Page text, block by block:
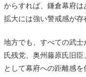
からすれば、鎌倉幕府
拡大には強い警戒感が存
地方でも、すべての武
氏残党、奥州藤原氏旧
として幕府への距離感